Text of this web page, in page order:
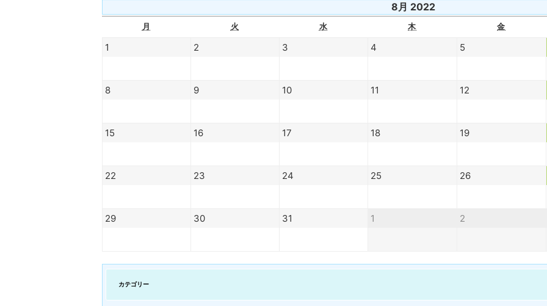
8月 2022
月 火 水 木 金
1 2 3 4 5
8 9 10 11 12
15 16 17 18 19
22 23 24 25 26
29 30 31 1 2
カテゴリー